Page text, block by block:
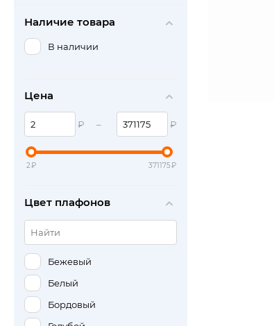
Наличие товара
В наличии
Цена
₽ – ₽
2₽ 371175₽
Цвет плафонов
Бежевый
Белый
Бордовый